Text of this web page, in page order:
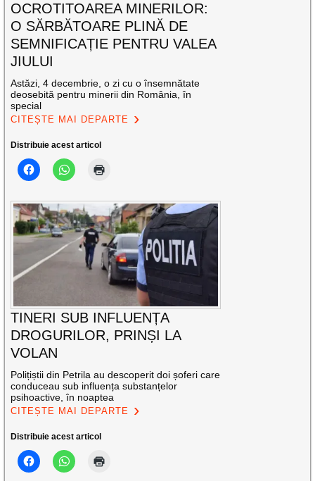
OCROTITOAREA MINERILOR:
O SĂRBĂTOARE PLINĂ DE
SEMNIFICAȚIE PENTRU VALEA
JIULUI
Astăzi, 4 decembrie, o zi cu o însemnătate
deosebită pentru minerii din România, în
special
CITEȘTE MAI DEPARTE
Distribuie acest articol
TINERI SUB INFLUENȚA
DROGURILOR, PRINȘI LA
VOLAN
Polițiștii din Petrila au descoperit doi șoferi care
conduceau sub influența substanțelor
psihoactive, în noaptea
CITEȘTE MAI DEPARTE
Distribuie acest articol